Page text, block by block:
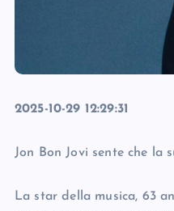
2025-10-29 12:29:31
Jon Bon Jovi sente che la
La star della musica, 63